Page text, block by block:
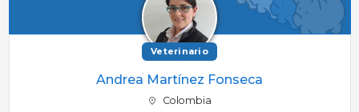
Veterinario
Andrea Martínez Fonseca
Colombia